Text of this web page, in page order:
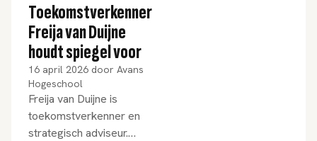
Toekomstverkenner
Freija van Duijne
houdt spiegel voor
16 april 2026 door Avans
Hogeschool
Freija van Duijne is
toekomstverkenner en
strategisch adviseur.